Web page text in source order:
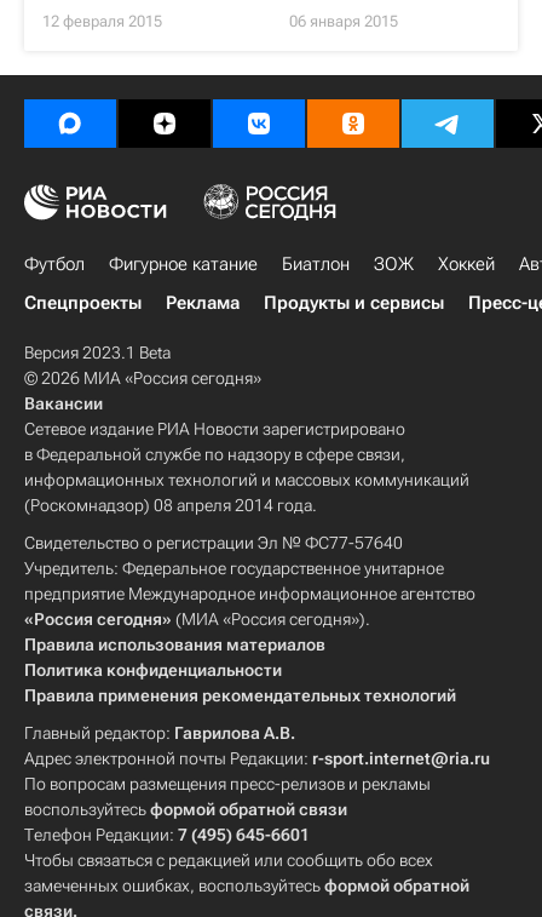
12 февраля 2015 06 января 2015
Футбол Фигурное катание Биатлон ЗОЖ Хоккей
Спецпроекты
Реклама Продукты и сервисы Пресс-
Версия 2023.1 Beta
© 2026 МИА «Россия сегодня»
Вакансии
Сетевое издание РИА Новости зарегистрировано
в Федеральной службе по надзору в сфере связи,
информационных технологий и массовых коммуникаций
(Роскомнадзор) 08 апреля 2014 года.
Свидетельство о регистрации Эл № ФС77-57640
Учредитель: Федеральное государственное унитарное
предприятие Международное информационное агентство
«Россия сегодня» (МИА «Россия сегодня»).
Правила использования материалов
Политика конфиденциальности
Правила применения рекомендательных технологий
Главный редактор: Гаврилова А.В.
Адрес электронной почты Редакции: r-sport.internet@ria.ru
По вопросам размещения пресс-релизов и рекламы
воспользуйтесьформой обратной связи
Телефон Редакции: 7 (495) 645-6601
Чтобы связаться с редакцией или сообщить обо всех
замеченных ошибках, воспользуйтесьформой обратной
связи.